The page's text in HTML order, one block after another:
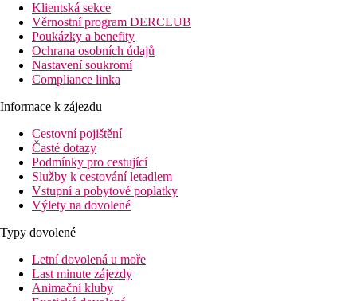
Klientská sekce
Věrnostní program DERCLUB
Poukázky a benefity
Ochrana osobních údajů
Nastavení soukromí
Compliance linka
Informace k zájezdu
Cestovní pojištění
Časté dotazy
Podmínky pro cestující
Služby k cestování letadlem
Vstupní a pobytové poplatky
Výlety na dovolené
Typy dovolené
Letní dovolená u moře
Last minute zájezdy
Animační kluby